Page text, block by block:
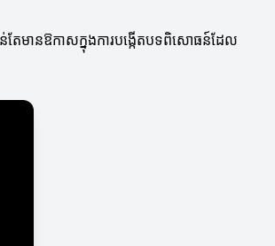
ាន់តែមានឱកាសក្នុងការបង្កើតបទពិសោធន៍ដែល